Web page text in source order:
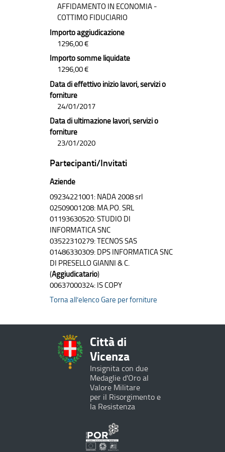
AFFIDAMENTO IN ECONOMIA -
COTTIMO FIDUCIARIO
Importo aggiudicazione
1296,00 €
Importo somme liquidate
1296,00 €
Data di effettivo inizio lavori, servizi o
forniture
24/01/2017
Data di ultimazione lavori, servizi o
forniture
23/01/2020
Partecipanti/Invitati
Aziende
09234221001: NADA 2008 srl
02509001208: MA.PO. SRL
01193630520: STUDIO DI
INFORMATICA SNC
03522310279: TECNOS SAS
01486330309: DPS INFORMATICA SNC
DI PRESELLO GIANNI & C.
(Aggiudicatario)
00637000324: IS COPY
Torna all’elenco Gare per forniture
Città di
Vicenza
Insignita con due
Medaglie d'Oro al
Valore Militare
per il Risorgimento e
la Resistenza